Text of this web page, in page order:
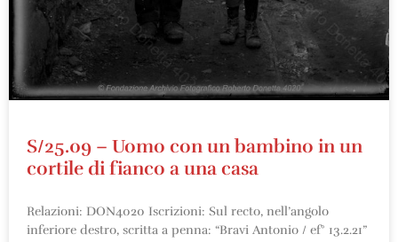
S/25.09 – Uomo con un bambino in un
cortile di fianco a una casa
Relazioni: DON4020 Iscrizioni: Sul recto, nell’angolo
inferiore destro, scritta a penna: “Bravi Antonio / ef° 13.2.21”